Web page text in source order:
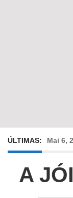
ÚLTIMAS: Mai 6,
Abr 24,
A